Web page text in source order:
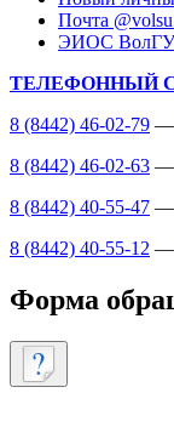
Почта
ЭИОС ВолГУ
ТЕЛЕФОННЫЙ
8 (8442) 46-02-79 —
8 (8442) 46-02-63 —
8 (8442) 40-55-47 —
8 (8442) 40-55-12 —
Форма